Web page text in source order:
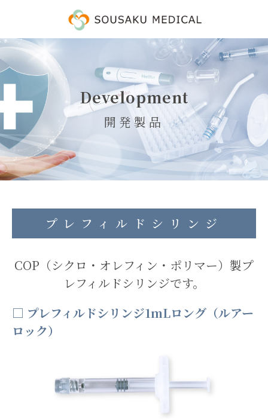
Development
開発製品
プレフィルドシリンジ
COP（シクロ・オレフィン・ポリマー）製プ
レフィルドシリンジです。
□ プレフィルドシリンジ1mLロング（ルアー
ロック）